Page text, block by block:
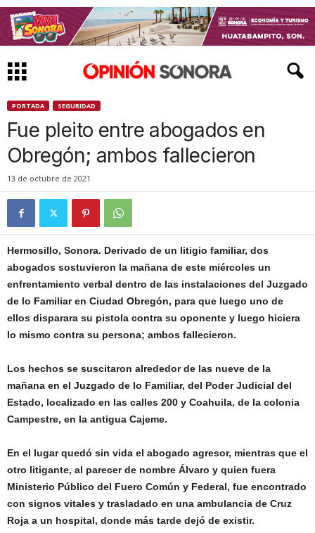
PORTADA SEGURIDAD
Fue pleito entre abogados en
Obregón; ambos fallecieron
13 de octubre de 2021
Hermosillo, Sonora. Derivado de un litigio familiar, dos
abogados sostuvieron la mañana de este miércoles un
enfrentamiento verbal dentro de las instalaciones del Juzgado
de lo Familiar en Ciudad Obregón, para que luego uno de
ellos disparara su pistola contra su oponente y luego hiciera
lo mismo contra su persona; ambos fallecieron.
Los hechos se suscitaron alrededor de las nueve de la
mañana en el Juzgado de lo Familiar, del Poder Judicial del
Estado, localizado en las calles 200 y Coahuila, de la colonia
Campestre, en la antigua Cajeme.
En el lugar quedó sin vida el abogado agresor, mientras que el
otro litigante, al parecer de nombre Álvaro y quien fuera
Ministerio Público del Fuero Común y Federal, fue encontrado
con signos vitales y trasladado en una ambulancia de Cruz
Roja a un hospital, donde más tarde dejó de existir.